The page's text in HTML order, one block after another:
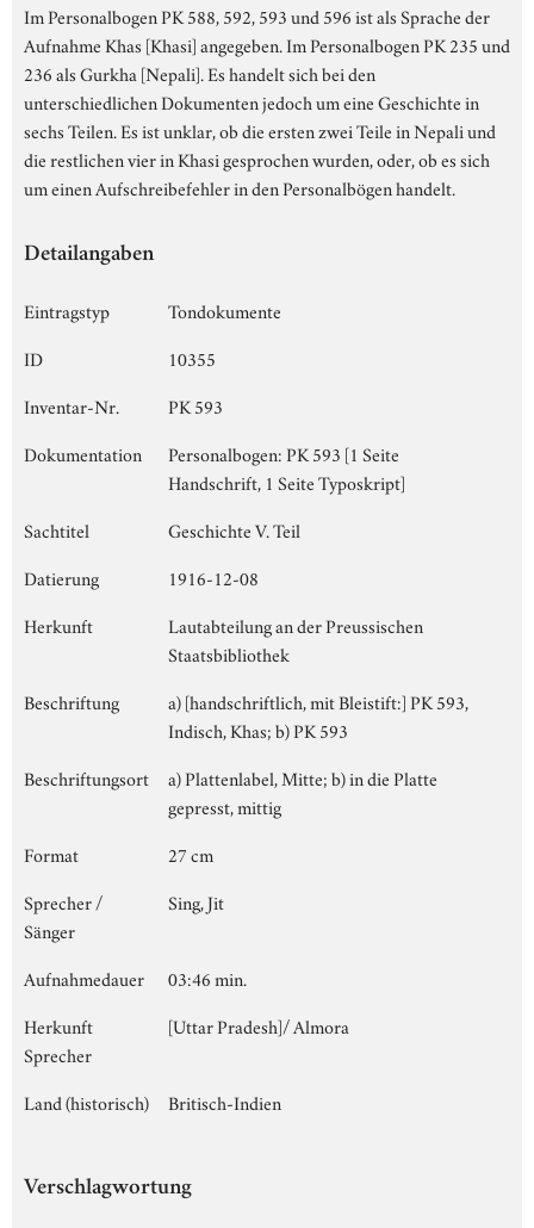
Im Personalbogen PK 588, 592, 593 und 596 ist als Sprache der
Aufnahme Khas [Khasi] angegeben. Im Personalbogen PK 235 und
236 als Gurkha [Nepali]. Es handelt sich bei den
unterschiedlichen Dokumenten jedoch um eine Geschichte in
sechs Teilen. Es ist unklar, ob die ersten zwei Teile in Nepali und
die restlichen vier in Khasi gesprochen wurden, oder, ob es sich
um einen Aufschreibefehler in den Personalbögen handelt.
Detailangaben
Eintragstyp
Tondokumente
ID
10355
Inventar-Nr.
PK 593
Dokumentation
Personalbogen: PK 593 [1 Seite
Handschrift, 1 Seite Typoskript]
Sachtitel
Geschichte V. Teil
Datierung
1916-12-08
Herkunft
Lautabteilung an der Preussischen
Staatsbibliothek
Beschriftung
a) [handschriftlich, mit Bleistift:] PK 593,
Indisch, Khas; b) PK 593
Beschriftungsort
a) Plattenlabel, Mitte; b) in die Platte
gepresst, mittig
Format
27 cm
Sprecher /
Sänger
Sing, Jit
Aufnahmedauer
03:46 min.
Herkunft
Sprecher
[Uttar Pradesh]/ Almora
Land (historisch) Britisch-Indien
Verschlagwortung